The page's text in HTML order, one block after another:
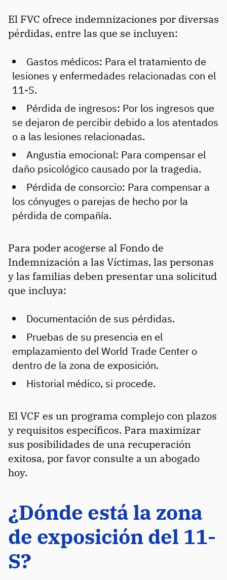
El FVC ofrece indemnizaciones por diversas
pérdidas, entre las que se incluyen:
Gastos médicos: Para el tratamiento de
lesiones y enfermedades relacionadas con el
11-S.
Pérdida de ingresos: Por los ingresos que
se dejaron de percibir debido a los atentados
o a las lesiones relacionadas.
Angustia emocional: Para compensar el
daño psicológico causado por la tragedia.
Pérdida de consorcio: Para compensar a
los cónyuges o parejas de hecho por la
pérdida de compañía.
Para poder acogerse al Fondo de
Indemnización a las Víctimas, las personas
y las familias deben presentar una solicitud
que incluya:
Documentación de sus pérdidas.
Pruebas de su presencia en el
emplazamiento del World Trade Center o
dentro de la zona de exposición.
Historial médico, si procede.
El VCF es un programa complejo con plazos
y requisitos específicos. Para maximizar
sus posibilidades de una recuperación
exitosa, por favor consulte a un abogado
hoy.
¿Dónde está la zona
de exposición del 11-
S?